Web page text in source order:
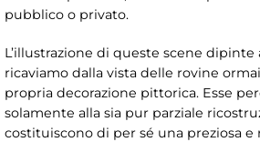
pubblico o privato.
L’illustrazione di queste scene
ricaviamo dalla vista delle rovine
propria decorazione pittorica. Esse
solamente alla sia pur parziale
costituiscono di per sé una preziosa e